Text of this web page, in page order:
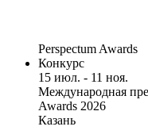
Perspectum Awards
Конкурс
15 июл. - 11 ноя.
Международная
Awards 2026
Казань